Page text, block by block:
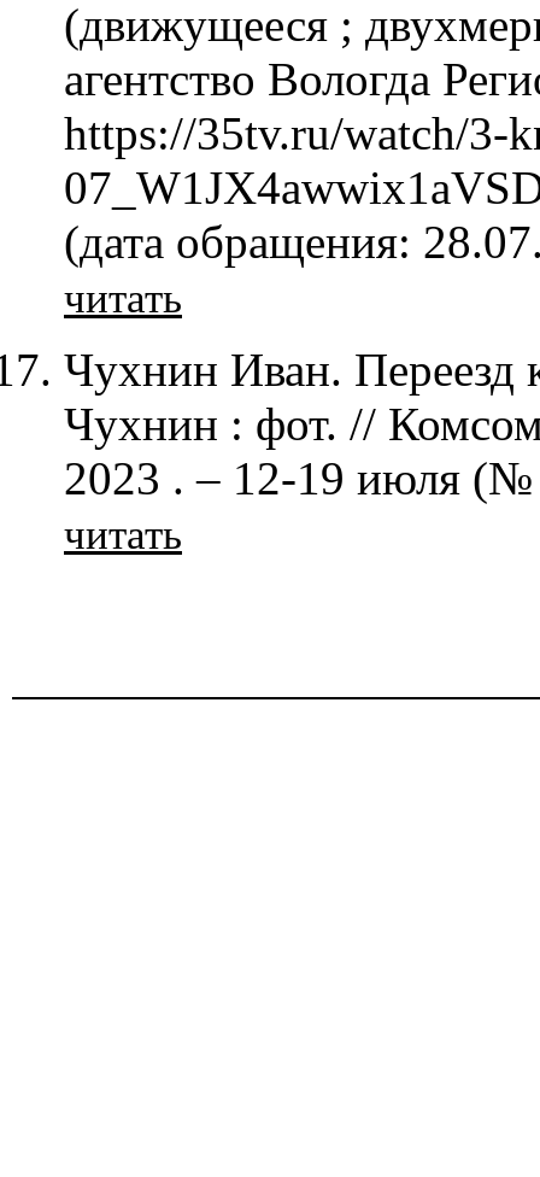
(движущееся ;
агентство Вологда
https://35tv.ru/watch/3-
(дата обращения:
читать
Чухнин Иван. Переезд
Чухнин : фот. //
2023 . – 12-19 июля
читать